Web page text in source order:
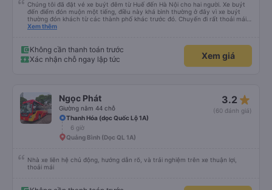
Chúng tôi đã đặt vé xe buýt đêm từ Huế đến Hà Nội cho hai người. Xe buýt
đến điểm đón muộn một tiếng, điều này khá bình thường ở đây vì xe buýt
thường đón khách từ các thành phố khác trước đó. Chuyến đi rất thoải mái,
ghế nằm êm ái, và ngay cả người cao 1,80 m như tôi vẫn ngủ ngon. Sau khi
rắc rối như vậy, nhưng thật tốt khi thấy công ty xe buýt quan tâm đến
khách hàng của mình. Chúng tôi chắc chắn sẽ đi xe của họ lần nữa.
Xem thêm
Không cần thanh toán trước
Xác nhận chỗ ngay lập tức
Xem giá
Ngọc Phát
Giường nằm 44 chỗ
3.2 star_rate
(60 đánh giá)
Thanh Hóa (dọc Quốc Lộ 1A)
6 giờ
Quảng Bình (Dọc QL 1A)
Nhà xe liên hệ chủ động, hướng dẫn rõ, và trải nghiệm trên xe thuận lợi,
thoải mái